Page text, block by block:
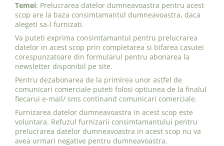
Temei: Prelucrarea datelor dumneavoastra pentru acest
scop are la baza consimtamantul dumneavoastra, daca
alegeti sa-l furnizati.
Va puteti exprima consimtamantul pentru prelucrarea
datelor in acest scop prin completarea si bifarea casutei
corespunzatoare din formularul pentru abonarea la
newsletter disponibil pe site.
Pentru dezabonarea de la primirea unor astfel de
comunicari comerciale puteti folosi optiunea de la finalul
fiecarui e-mail/ sms continand comunicari comerciale.
Furnizarea datelor dumneavoastra in acest scop este
voluntara. Refuzul furnizarii consimtamantului pentru
prelucrarea datelor dumneavoastra in acest scop nu va
avea urmari negative pentru dumneavoastra.